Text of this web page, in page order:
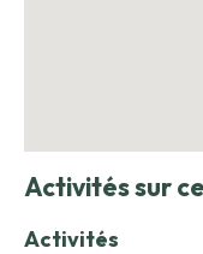
Activités sur
Activités